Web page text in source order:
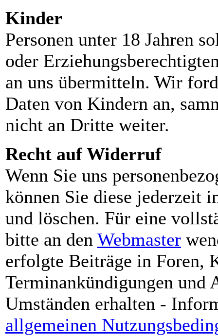
Kinder
Personen unter 18 Jahren
oder
an uns übermitteln. Wir
Daten von Kindern an,
nicht an Dritte weiter.
Recht auf Widerruf
Wenn Sie uns
können Sie diese jederzeit
und löschen. Für eine
bitte an den Webmaster
erfolgte Beiträge in Foren,
Terminankündigungen
Umständen erhalten -
allgemeinen